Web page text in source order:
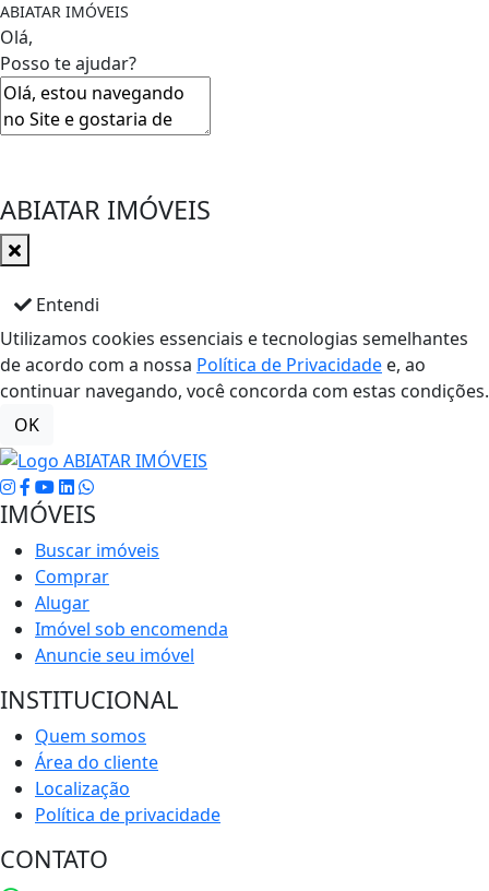
ABIATAR IMÓVEIS
Olá,
Posso te ajudar?
ABIATAR IMÓVEIS
Entendi
Utilizamos cookies essenciais e tecnologias semelhantes
de acordo com a nossa Política de Privacidade e, ao
continuar navegando, você concorda com estas condições.
OK
IMÓVEIS
Buscar imóveis
Comprar
Alugar
Imóvel sob encomenda
Anuncie seu imóvel
INSTITUCIONAL
Quem somos
Área do cliente
Localização
Política de privacidade
CONTATO